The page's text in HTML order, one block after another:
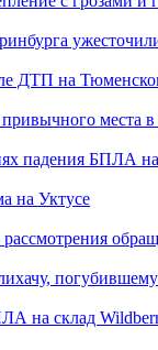
ДТП на
места в
падения БПЛА
на Уктусе
рассмотрения
на склад